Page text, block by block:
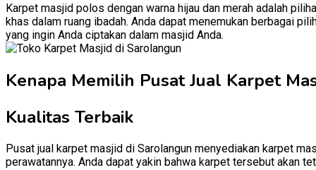
Karpet masjid polos dengan warna hijau dan merah adalah
khas dalam ruang ibadah. Anda dapat menemukan berbagai
yang ingin Anda ciptakan dalam masjid Anda.
Kenapa Memilih Pusat Jual Karpet
Kualitas Terbaik
Pusat jual karpet masjid di Sarolangun menyediakan karpet
perawatannya. Anda dapat yakin bahwa karpet tersebut akan